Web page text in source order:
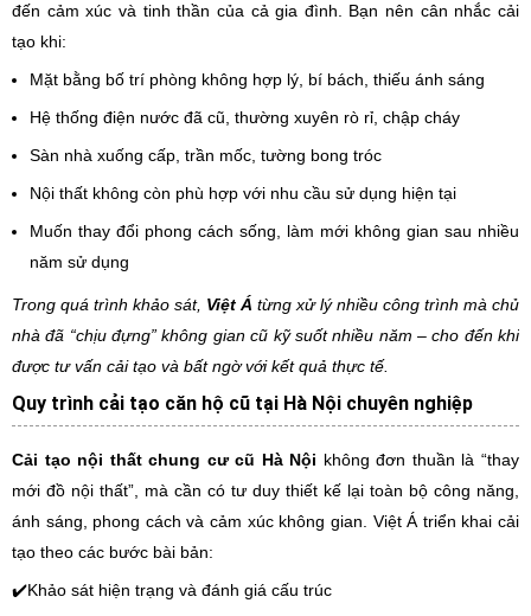
đến cảm xúc và tinh thần của cả gia đình. Bạn nên cân nhắc cải
tạo khi:
Mặt bằng bố trí phòng không hợp lý, bí bách, thiếu ánh sáng
Hệ thống điện nước đã cũ, thường xuyên rò rỉ, chập cháy
Sàn nhà xuống cấp, trần mốc, tường bong tróc
Nội thất không còn phù hợp với nhu cầu sử dụng hiện tại
Muốn thay đổi phong cách sống, làm mới không gian sau nhiều
năm sử dụng
Trong quá trình khảo sát, Việt Á từng xử lý nhiều công trình mà chủ
nhà đã “chịu đựng” không gian cũ kỹ suốt nhiều năm – cho đến khi
được tư vấn cải tạo và bất ngờ với kết quả thực tế.
Quy trình cải tạo căn hộ cũ tại Hà Nội chuyên nghiệp
Cải tạo nội thất chung cư cũ Hà Nội không đơn thuần là “thay
mới đồ nội thất”, mà cần có tư duy thiết kế lại toàn bộ công năng,
ánh sáng, phong cách và cảm xúc không gian. Việt Á triển khai cải
tạo theo các bước bài bản:
✔️Khảo sát hiện trạng và đánh giá cấu trúc